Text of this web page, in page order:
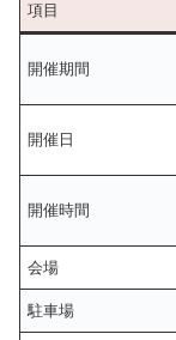
項目
開催期間
開催日
開催時間
会場
駐車場